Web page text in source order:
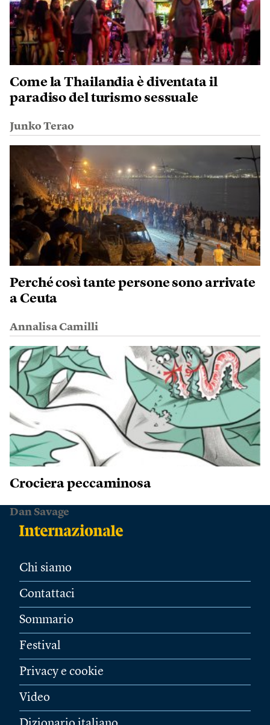
Come la Thailandia è diventata il
paradiso del turismo sessuale
Junko Terao
Perché così tante persone sono arrivate
a Ceuta
Annalisa Camilli
Crociera peccaminosa
Dan Savage
Chi siamo
Contattaci
Sommario
Festival
Privacy e cookie
Video